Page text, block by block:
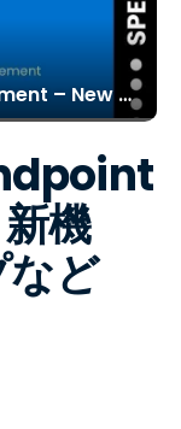
Splashtop for Endpoint Management – New Features, Roadmap and More
機
ど